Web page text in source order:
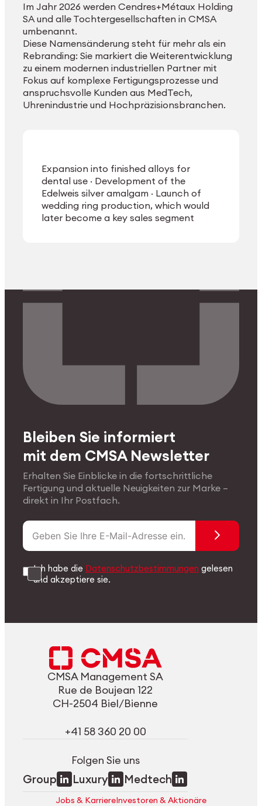
Im Jahr 2026 werden Cendres+Métaux Holding
SA und alle Tochtergesellschaften in CMSA
umbenannt.
Diese Namensänderung steht für mehr als ein
Rebranding: Sie markiert die Weiterentwicklung
zu einem modernen industriellen Partner mit
Fokus auf komplexe Fertigungsprozesse und
anspruchsvolle Kunden aus MedTech,
Uhrenindustrie und Hochpräzisionsbranchen.
Expansion into finished alloys for
dental use · Development of the
Edelweis silver amalgam · Launch of
wedding ring production, which would
later become a key sales segment
Bleiben Sie informiert
mit dem CMSA Newsletter
Erhalten Sie Einblicke in die fortschrittliche
Fertigung und aktuelle Neuigkeiten zur Marke –
direkt in Ihr Postfach.
Ich habe die Datenschutzbestimmungen gelesen
und akzeptiere sie.
CMSA Management SA
Rue de Boujean 122
CH-2504 Biel/Bienne
+41 58 360 20 00
Folgen Sie uns
Group Luxury Medtech
Jobs & KarriereInvestoren & Aktionäre